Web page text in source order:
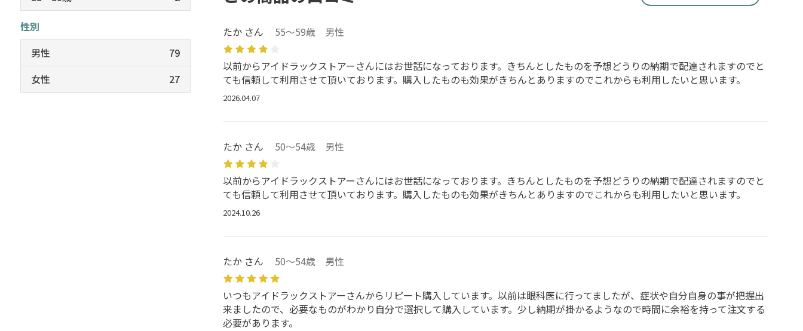
たか さん 55～59歳 男性
以前からアイドラックストアーさんにはお世話になっております。きちんとしたものを予想どうりの納期で配達されますのでと
ても信頼して利用させて頂いております。購入したものも効果がきちんとありますのでこれからも利用したいと思います。
2026.04.07
たか さん 50～54歳 男性
以前からアイドラックストアーさんにはお世話になっております。きちんとしたものを予想どうりの納期で配達されますのでと
ても信頼して利用させて頂いております。購入したものも効果がきちんとありますのでこれからも利用したいと思います。
2024.10.26
たか さん 50～54歳 男性
いつもアイドラックストアーさんからリピート購入しています。以前は眼科医に行ってましたが、症状や自分自身の事が把握出
来ましたので、必要なものがわかり自分で選択して購入しています。少し納期が掛かるようなので時間に余裕を持って注文する
必要があります。
性別
男性
79
女性
27